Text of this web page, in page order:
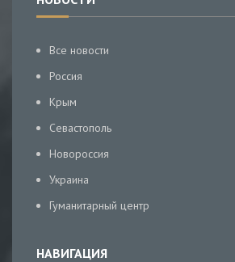
Все новости
Россия
Крым
Севастополь
Новороссия
Украина
Гуманитарный центр
НАВИГАЦИЯ